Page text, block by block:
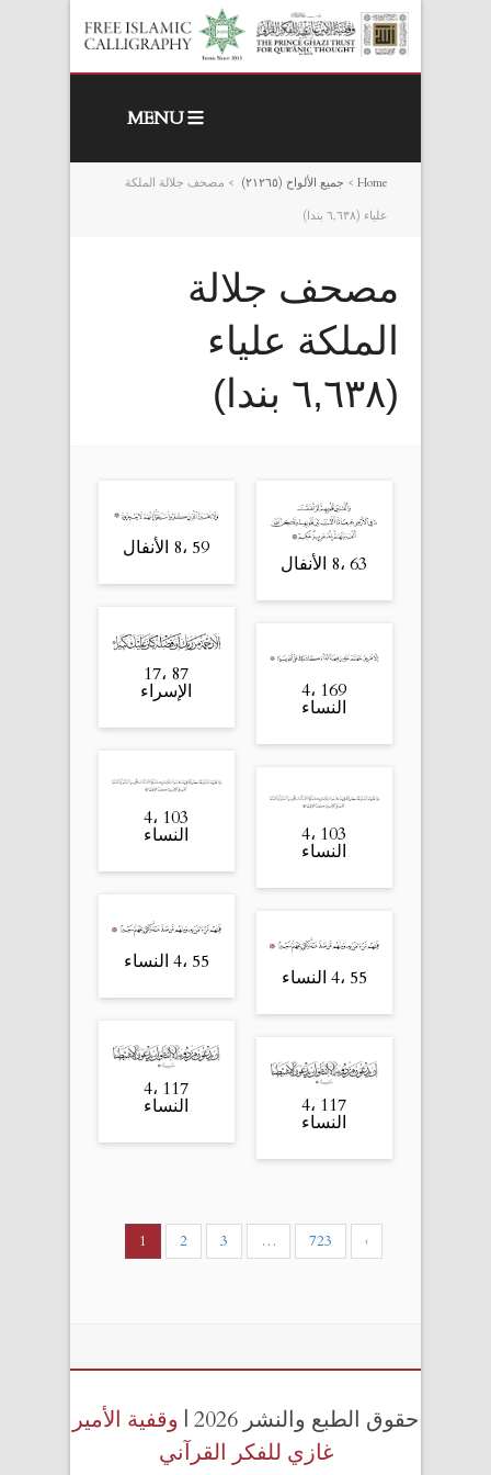
MENU
Home
> جميع الألواح (٢١٢٦٥) > مصحف جلالة الملكة
علياء (٦,٦۳۸ بندا)
مصحف جلالة
الملكة علياء
(٦,٦۳۸ بندا)
59 ،8 الأنفال
63 ،8 الأنفال
87 ،17
الإسراء 169 ،4
النساء
103 ،4
النساء 103 ،4
النساء
55 ،4 النساء
55 ،4 النساء
117 ،4
النساء 117 ،4
النساء
1 2 3 … 723 ›
حقوق الطبع والنشر 2026 |
وقفية الأمير
غازي للفكر القرآني